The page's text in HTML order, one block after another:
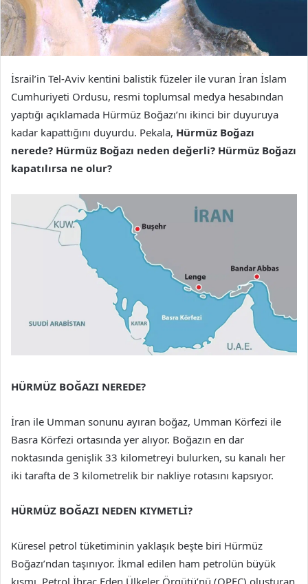
İsrail’in Tel-Aviv kentini balistik füzeler ile vuran İran İslam
Cumhuriyeti Ordusu, resmi toplumsal medya hesabından
yaptığı açıklamada Hürmüz Boğazı’nı ikinci bir duyuruya
kadar kapattığını duyurdu. Pekala, Hürmüz Boğazı
nerede? Hürmüz Boğazı neden değerli? Hürmüz Boğazı
kapatılırsa ne olur?
HÜRMÜZ BOĞAZI NEREDE?
İran ile Umman sonunu ayıran boğaz, Umman Körfezi ile
Basra Körfezi ortasında yer alıyor. Boğazın en dar
noktasında genişlik 33 kilometreyi bulurken, su kanalı her
iki tarafta de 3 kilometrelik bir nakliye rotasını kapsıyor.
HÜRMÜZ BOĞAZI NEDEN KIYMETLİ?
Küresel petrol tüketiminin yaklaşık beşte biri Hürmüz
Boğazı’ndan taşınıyor. İkmal edilen ham petrolün büyük